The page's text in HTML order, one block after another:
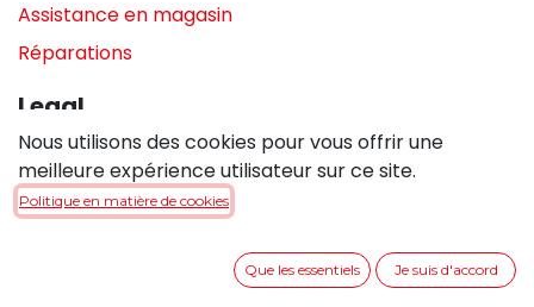
Assistance en magasin
Réparations
Legal
Politique de confidentialité
Politique de cookies
Conditions générales de vente
Nous utilisons des cookies pour vous offrir une
meilleure expérience utilisateur sur ce site.
Politique en matière de cookies
Que les essentiels Je suis d'accord